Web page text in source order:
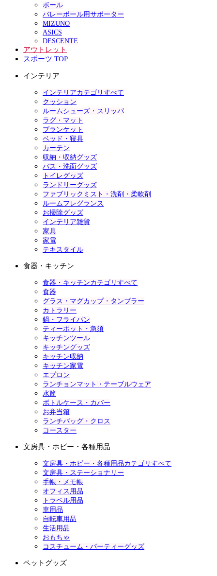
ボール
バレーボール用サポーター
MIZUNO
ASICS
DESCENTE
アウトレット
スポーツ TOP
インテリア
インテリアカテゴリすべて
クッション
ルームシューズ・スリッパ
ラグ・マット
ブランケット
ベッド・寝具
カーテン
収納・収納グッズ
バス・洗面グッズ
トイレグッズ
ランドリーグッズ
ファブリックミスト・洗剤・柔軟剤
ルームフレグランス
お掃除グッズ
インテリア雑貨
家具
家電
テキスタイル
食器・キッチン
食器・キッチンカテゴリすべて
食器
グラス・マグカップ・タンブラー
カトラリー
鍋・フライパン
ティーポット・急須
キッチンツール
キッチングッズ
キッチン収納
キッチン家電
エプロン
ランチョンマット・テーブルウェア
水筒
ボトルケース・カバー
お弁当箱
ランチバッグ・クロス
コースター
文房具・ホビー・各種用品
文房具・ホビー・各種用品カテゴリすべて
文房具・ステーショナリー
手帳・メモ帳
オフィス用品
トラベル用品
車用品
自転車用品
生活用品
おもちゃ
コスチューム・パーティーグッズ
ペットグッズ